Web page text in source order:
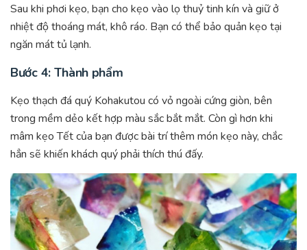
Sau khi phơi kẹo, bạn cho kẹo vào lọ thuỷ tinh kín và giữ ở
nhiệt độ thoáng mát, khô ráo. Bạn có thể bảo quản kẹo tại
ngăn mát tủ lạnh.
Bước 4: Thành phẩm
Kẹo thạch đá quý Kohakutou có vỏ ngoài cứng giòn, bên
trong mềm dẻo kết hợp màu sắc bắt mắt. Còn gì hơn khi
mâm kẹo Tết của bạn được bài trí thêm món kẹo này, chắc
hẳn sẽ khiến khách quý phải thích thú đấy.